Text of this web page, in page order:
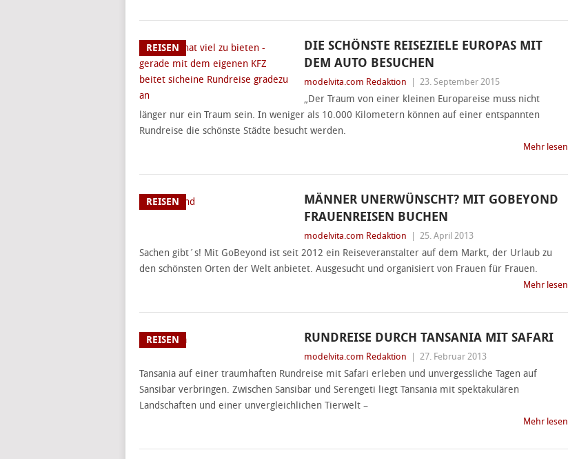
REISEN
DIE SCHÖNSTE REISEZIELE EUROPAS MIT
DEM AUTO BESUCHEN
modelvita.com Redaktion 23. September 2015
„Der Traum von einer kleinen Europareise muss nicht
länger nur ein Traum sein. In weniger als 10.000 Kilometern können auf einer entspannten
Rundreise die schönste Städte besucht werden.
Mehr lesen
REISEN
MÄNNER UNERWÜNSCHT? MIT GOBEYOND
FRAUENREISEN BUCHEN
modelvita.com Redaktion 25. April 2013
Sachen gibt´s! Mit GoBeyond ist seit 2012 ein Reiseveranstalter auf dem Markt, der Urlaub zu
den schönsten Orten der Welt anbietet. Ausgesucht und organisiert von Frauen für Frauen.
Mehr lesen
REISEN RUNDREISE DURCH TANSANIA MIT SAFARI
modelvita.com Redaktion 27. Februar 2013
Tansania auf einer traumhaften Rundreise mit Safari erleben und unvergessliche Tagen auf
Sansibar verbringen. Zwischen Sansibar und Serengeti liegt Tansania mit spektakulären
Landschaften und einer unvergleichlichen Tierwelt –
Mehr lesen